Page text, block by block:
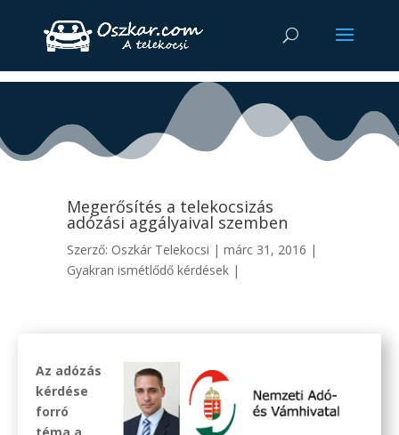
Megerősítés a telekocsizás
adózási aggályaival szemben
Szerző: Oszkár Telekocsi | márc 31, 2016 |
Gyakran ismétlődő kérdések|
Az adózás
kérdése
forró